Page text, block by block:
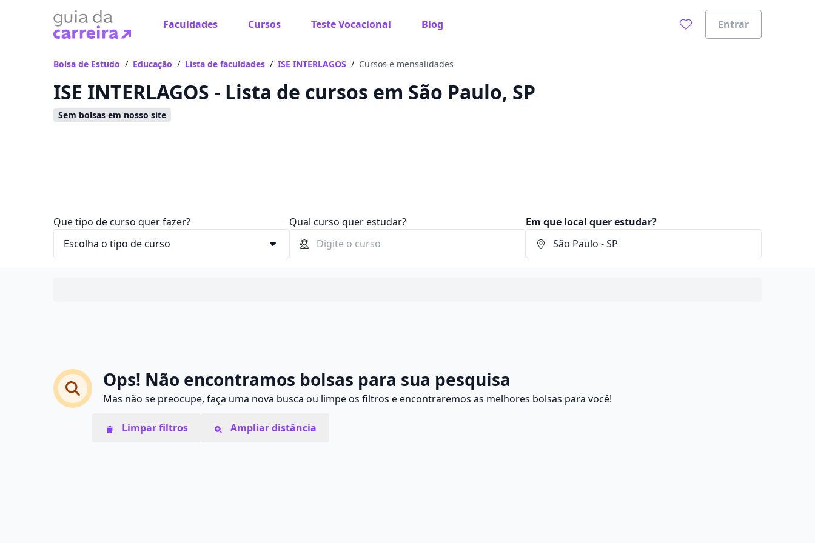
Faculdades Cursos Teste Vocacional Blog Entrar
Vamos te guiar no caminho ideal para seus estudos
Bolsa de Estudo / Educação / Lista de faculdades / ISE INTERLAGOS / Cursos e mensalidades
ISE INTERLAGOS - Lista de cursos em São Paulo, SP
Sem bolsas em nosso site
Que tipo de curso quer fazer? Qual curso quer estudar? Em que local quer estudar?
Ops! Não encontramos bolsas para sua pesquisa
Mas não se preocupe, faça uma nova busca ou limpe os filtros e encontraremos as melhores bolsas para você!
Limpar filtros Ampliar distância